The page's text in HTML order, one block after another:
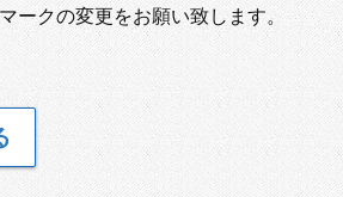
ークの変更をお願い致します。